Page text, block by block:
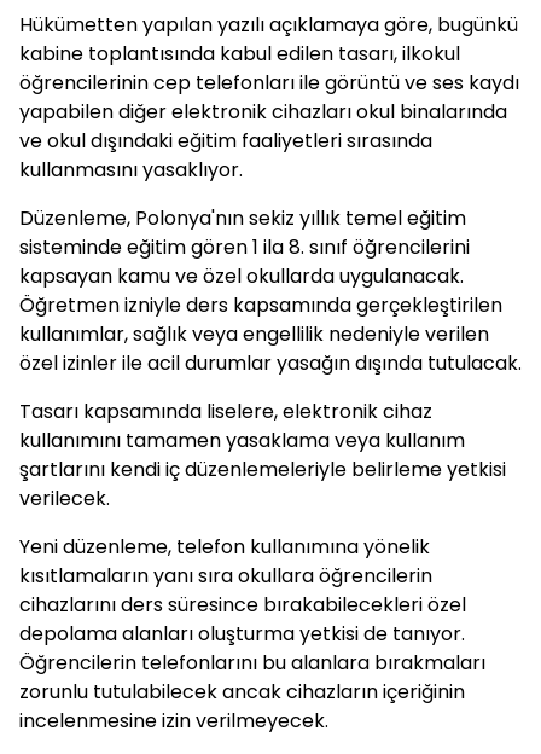
Hükümetten yapılan yazılı açıklamaya göre, bugünkü
kabine toplantısında kabul edilen tasarı, ilkokul
öğrencilerinin cep telefonları ile görüntü ve ses kaydı
yapabilen diğer elektronik cihazları okul binalarında
ve okul dışındaki eğitim faaliyetleri sırasında
kullanmasını yasaklıyor.
Düzenleme, Polonya'nın sekiz yıllık temel eğitim
sisteminde eğitim gören 1 ila 8. sınıf öğrencilerini
kapsayan kamu ve özel okullarda uygulanacak.
Öğretmen izniyle ders kapsamında gerçekleştirilen
kullanımlar, sağlık veya engellilik nedeniyle verilen
özel izinler ile acil durumlar yasağın dışında tutulacak.
Tasarı kapsamında liselere, elektronik cihaz
kullanımını tamamen yasaklama veya kullanım
şartlarını kendi iç düzenlemeleriyle belirleme yetkisi
verilecek.
Yeni düzenleme, telefon kullanımına yönelik
kısıtlamaların yanı sıra okullara öğrencilerin
cihazlarını ders süresince bırakabilecekleri özel
depolama alanları oluşturma yetkisi de tanıyor.
Öğrencilerin telefonlarını bu alanlara bırakmaları
zorunlu tutulabilecek ancak cihazların içeriğinin
incelenmesine izin verilmeyecek.